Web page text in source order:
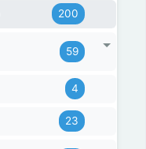
200
59
4
23